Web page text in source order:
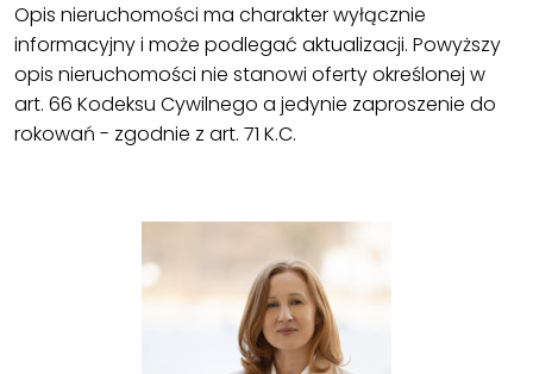
Opis nieruchomości ma charakter wyłącznie
informacyjny i może podlegać aktualizacji. Powyższy
opis nieruchomości nie stanowi oferty określonej w
art. 66 Kodeksu Cywilnego a jedynie zaproszenie do
rokowań - zgodnie z art. 71 K.C.